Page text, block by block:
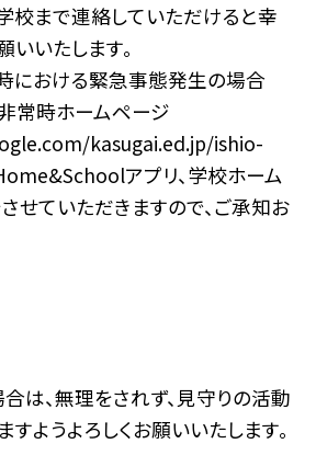
校まで連絡していただけると幸
いいたします。
における緊急事態発生の場合
常時ホームページ
kasugai.ed.jp/ishio-
アプリ、学校ホーム
せていただきますので、ご承知お
は、無理をされず、見守りの活動
ようよろしくお願いいたします。